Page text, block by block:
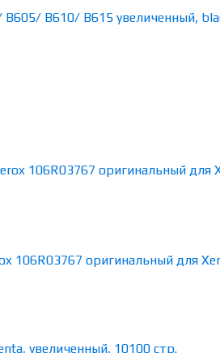
106R03767 оригинальный для